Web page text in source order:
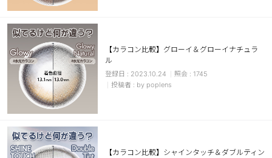
【カラコン比較】グローイ＆グローイナチュラ
ル
2023.10.24
1745
by poplens
【カラコン比較】シャインタッチ＆ダブルティン